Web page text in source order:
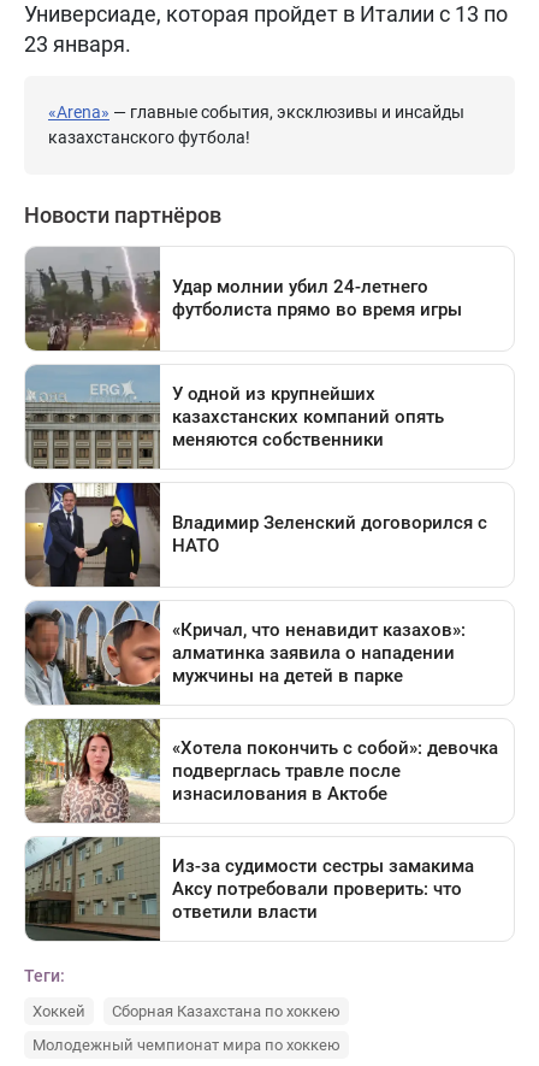
Универсиаде, которая пройдет в Италии с 13 по
23 января.
«Arena» — главные события, эксклюзивы и инсайды
казахстанского футбола!
Теги:
Хоккей
Сборная Казахстана по хоккею
Молодежный чемпионат мира по хоккею